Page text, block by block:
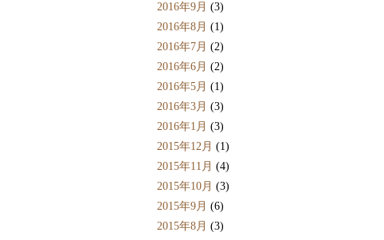
2016年9月 (3)
2016年8月 (1)
2016年7月 (2)
2016年6月 (2)
2016年5月 (1)
2016年3月 (3)
2016年1月 (3)
2015年12月 (1)
2015年11月 (4)
2015年10月 (3)
2015年9月 (6)
2015年8月 (3)